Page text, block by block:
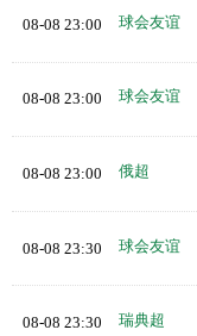
08-08 23:00 球会友谊
08-08 23:00 球会友谊
08-08 23:00 俄超
08-08 23:30 球会友谊
08-08 23:30 瑞典超